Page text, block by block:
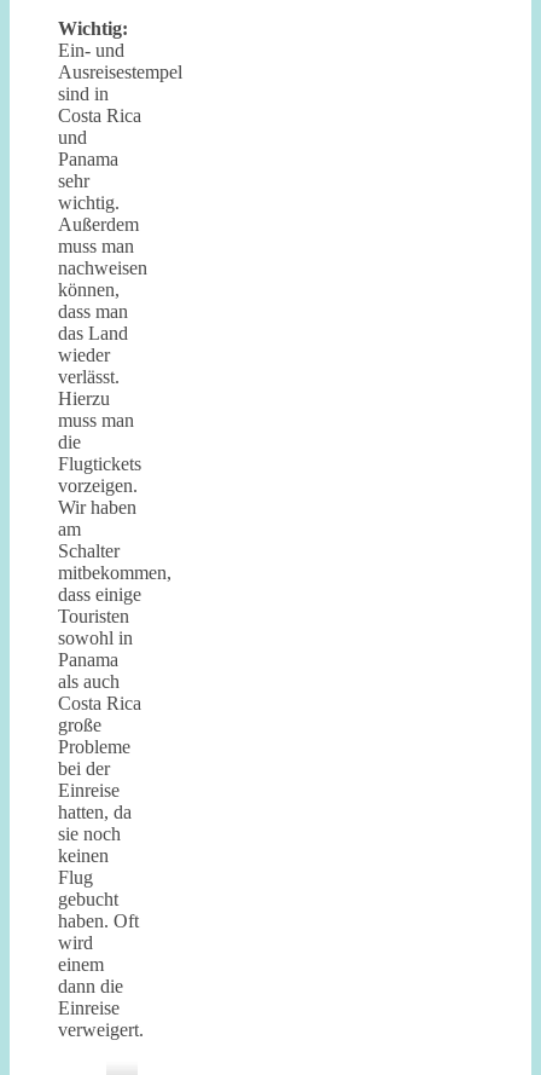
Wichtig:
Ein- und
Ausreisestempel
sind in
Costa Rica
und
Panama
sehr
wichtig.
Außerdem
muss man
nachweisen
können,
dass man
das Land
wieder
verlässt.
Hierzu
muss man
die
Flugtickets
vorzeigen.
Wir haben
am
Schalter
mitbekommen,
dass einige
Touristen
sowohl in
Panama
als auch
Costa Rica
große
Probleme
bei der
Einreise
hatten, da
sie noch
keinen
Flug
gebucht
haben. Oft
wird
einem
dann die
Einreise
verweigert.